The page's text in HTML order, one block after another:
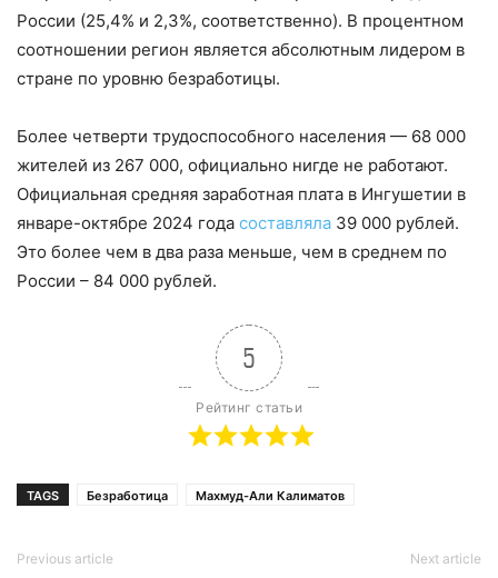
России (25,4% и 2,3%, соответственно). В процентном
соотношении регион является абсолютным лидером в
стране по уровню безработицы.
Более четверти трудоспособного населения — 68 000
жителей из 267 000, официально нигде не работают.
Официальная средняя заработная плата в Ингушетии в
январе-октябре 2024 года составляла 39 000 рублей.
Это более чем в два раза меньше, чем в среднем по
России – 84 000 рублей.
5
Рейтинг статьи
TAGS Безработица Махмуд-Али Калиматов
Previous article Next article